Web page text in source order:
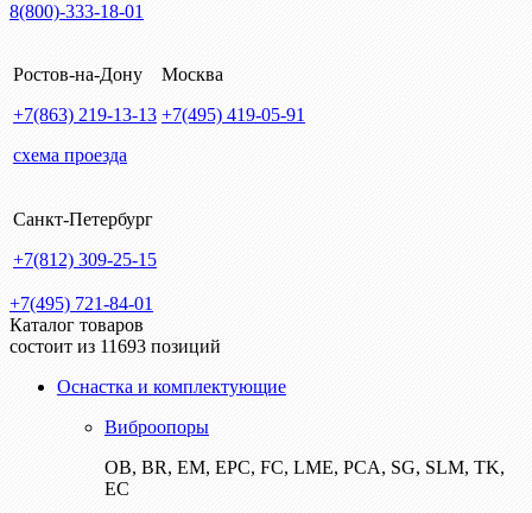
8(800)-333-18-01
Ростов-на-Дону
+7(863) 219-13-13
схема проезда
Москва
+7(495) 419-05-91
Санкт-Петербург
+7(812) 309-25-15
+7(495) 721-84-01
Каталог товаров
состоит из 11693 позиций
Оснастка и комплектующие
Виброопоры
ОВ, BR, EM, EPC, FC, LME, PCA, SG, SLM, TK,
EC